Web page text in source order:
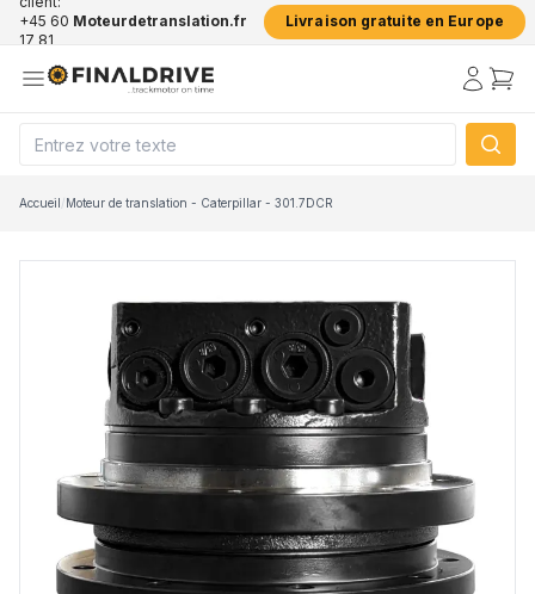
+45 60
17 81
Moteurdetranslation.fr Livraison gratuite en Europe
Accueil/Moteur de translation - Caterpillar - 301.7DCR